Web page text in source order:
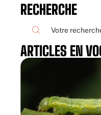
RECHERCHE
ARTICLES EN